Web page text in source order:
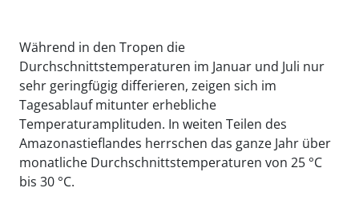
Während in den Tropen die
Durchschnittstemperaturen im Januar und Juli nur
sehr geringfügig differieren, zeigen sich im
Tagesablauf mitunter erhebliche
Temperaturamplituden. In weiten Teilen des
Amazonastieflandes herrschen das ganze Jahr über
monatliche Durchschnittstemperaturen von 25 °C
bis 30 °C.